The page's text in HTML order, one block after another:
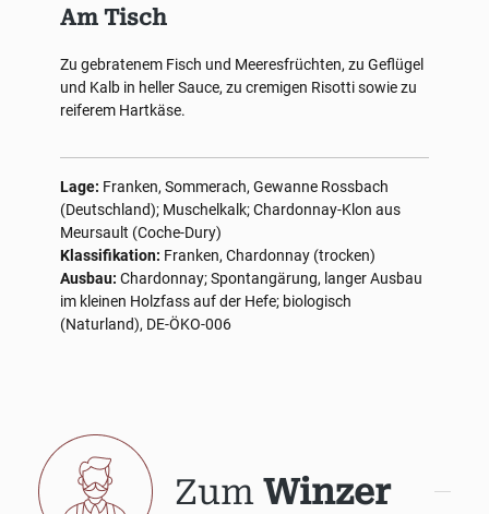
Am Tisch
Zu gebratenem Fisch und Meeresfrüchten, zu Geflügel
und Kalb in heller Sauce, zu cremigen Risotti sowie zu
reiferem Hartkäse.
Lage: Franken, Sommerach, Gewanne Rossbach
(Deutschland); Muschelkalk; Chardonnay-Klon aus
Meursault (Coche-Dury)
Klassifikation: Franken, Chardonnay (trocken)
Ausbau: Chardonnay; Spontangärung, langer Ausbau
im kleinen Holzfass auf der Hefe; biologisch
(Naturland), DE-ÖKO-006
Zum Winzer